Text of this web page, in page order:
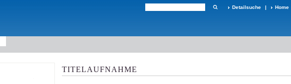
Detailsuche | Home
TITELAUFNAHME